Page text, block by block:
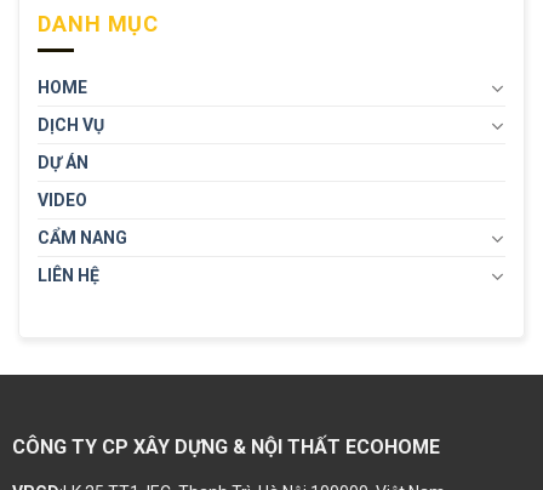
DANH MỤC
HOME
DỊCH VỤ
DỰ ÁN
VIDEO
CẨM NANG
LIÊN HỆ
CÔNG TY CP XÂY DỰNG & NỘI THẤT ECOHOME